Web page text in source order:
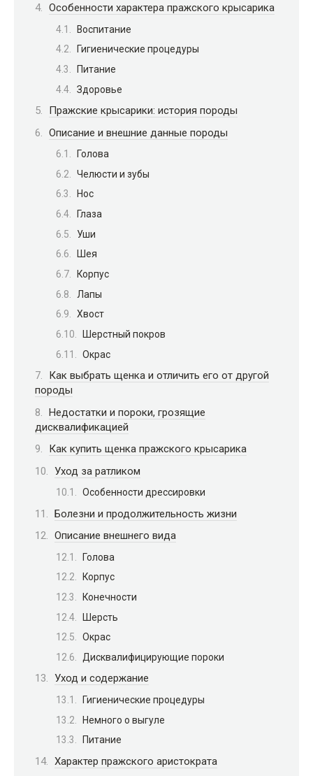
Особенности характера пражского крысарика
Воспитание
Гигиенические процедуры
Питание
Здоровье
Пражские крысарики: история породы
Описание и внешние данные породы
Голова
Челюсти и зубы
Нос
Глаза
Уши
Шея
Корпус
Лапы
Хвост
Шерстный покров
Окрас
Как выбрать щенка и отличить его от другой
породы
Недостатки и пороки, грозящие
дисквалификацией
Как купить щенка пражского крысарика
Уход за ратликом
Особенности дрессировки
Болезни и продолжительность жизни
Описание внешнего вида
Голова
Корпус
Конечности
Шерсть
Окрас
Дисквалифицирующие пороки
Уход и содержание
Гигиенические процедуры
Немного о выгуле
Питание
Характер пражского аристократа